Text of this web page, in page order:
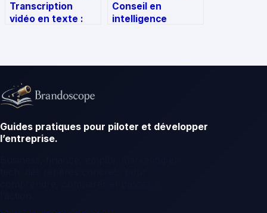
Transcription
vidéo en texte :
votre
documentation
Conseil en
intelligence
données en levier
Guides pratiques pour piloter et développer
l’entreprise.